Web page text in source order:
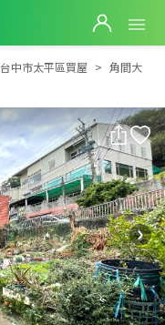
角間大地坪住家兼小型工廠
台中市太平區買屋
角間大